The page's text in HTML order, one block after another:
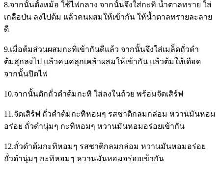
8.จากนั้นตั้งหม้อ ใช้ไฟกลาง จากนั้นจึงใส่กะทิ น้ำตาลทราย ใส่
เกลือป่น ลงไปต้ม แล้วคนผสมให้เข้ากัน ให้น้ำตาลทรายละลาย
ดี
9.เมื่อต้มส่วนผสมกะทิเข้ากันดีแล้ว จากนั้นจึงใส่เมล็ดถั่วดํา
ต้มสุกลงไป แล้วคนคลุกเคล้าผสมให้เข้ากัน แล้วต้มให้เดือด
จากนั้นปิดไฟ
10.จากนั้นตักถั่วดําต้มกะทิ ใส่ลงในถ้วย พร้อมจัดเสิร์ฟ
11.จัดเสิร์ฟ ถั่วดําต้มกะทิหอมๆ รสชาติกลมกล่อม หวานมันหอม
อร่อย ถั่วดํานุ่มๆ กะทิหอมๆ หวานมันหอมอร่อยเข้ากัน
12.ถั่วดําต้มกะทิหอมๆ รสชาติกลมกล่อม หวานมันหอมอร่อย
ถั่วดํานุ่มๆ กะทิหอมๆ หวานมันหอมอร่อยเข้ากัน